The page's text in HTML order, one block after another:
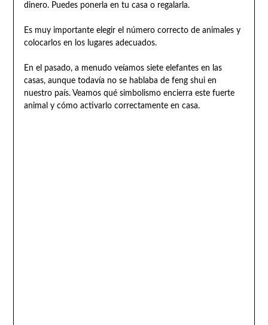
dinero. Puedes ponerla en tu casa o regalarla.
Es muy importante elegir el número correcto de animales y
colocarlos en los lugares adecuados.
En el pasado, a menudo veíamos siete elefantes en las
casas, aunque todavía no se hablaba de feng shui en
nuestro país. Veamos qué simbolismo encierra este fuerte
animal y cómo activarlo correctamente en casa.